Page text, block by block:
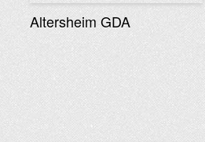
Altersheim GDA